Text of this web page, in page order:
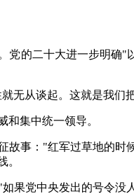
党的二十大进一步明
无从谈起。这就是我们
集中统一领导。
事："红军过草地的
。
果党中央发出的号令